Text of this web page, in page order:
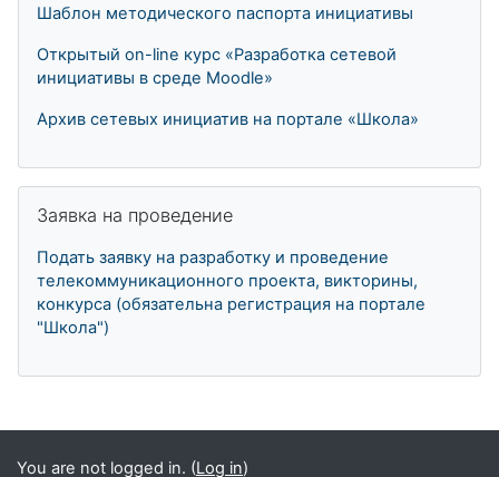
Шаблон методического паспорта инициативы
Открытый on-line курс «Разработка сетевой
инициативы в среде Moodle»
Архив сетевых инициатив на портале «Школа»
Заявка на проведение
Подать заявку на разработку и проведение
телекоммуникационного проекта, викторины,
конкурса (обязательна регистрация на портале
"Школа")
Supplementary blocks
You are not logged in. (Log in)